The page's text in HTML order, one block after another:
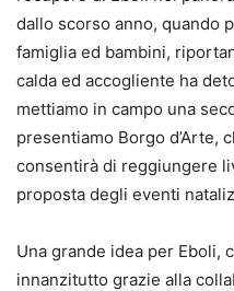
dallo scorso anno, quando
famiglia ed bambini,
calda ed accogliente ha
mettiamo in campo una
presentiamo Borgo d’Arte,
consentirà di reggiungere
proposta degli eventi
Una grande idea per Eboli,
innanzitutto grazie alla